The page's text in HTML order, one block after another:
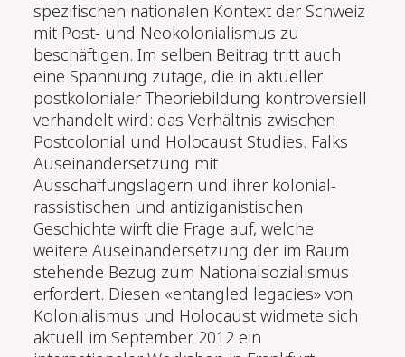
spezifischen nationalen Kontext der Schweiz
mit Post- und Neokolonialismus zu
beschäftigen. Im selben Beitrag tritt auch
eine Spannung zutage, die in aktueller
postkolonialer Theoriebildung kontroversiell
verhandelt wird: das Verhältnis zwischen
Postcolonial und Holocaust Studies. Falks
Auseinandersetzung mit
Ausschaffungslagern und ihrer kolonial-
rassistischen und antiziganistischen
Geschichte wirft die Frage auf, welche
weitere Auseinandersetzung der im Raum
stehende Bezug zum Nationalsozialismus
erfordert. Diesen «entangled legacies» von
Kolonialismus und Holocaust widmete sich
aktuell im September 2012 ein